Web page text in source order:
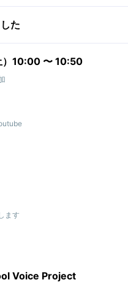
た
10:00 〜 10:50
ます
Voice Project